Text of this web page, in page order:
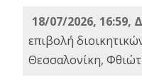
18/07/2026, 16:59,
επιβολή
Θεσσαλονίκη,